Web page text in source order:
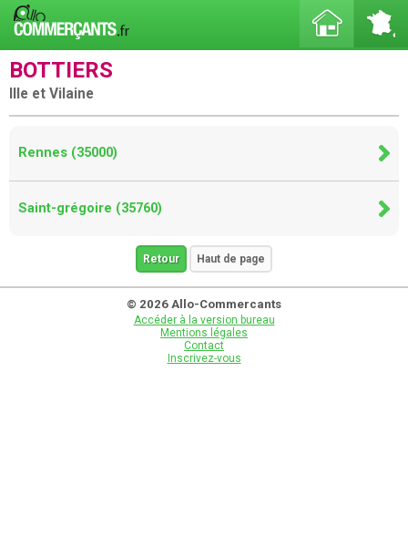
BOTTIERS
Ille et Vilaine
Rennes (35000)
Saint-grégoire (35760)
Retour Haut de page
© 2026 Allo-Commercants
Accéder à la version bureau
Mentions légales
Contact
Inscrivez-vous